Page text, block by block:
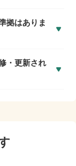
拠はありま
・更新され